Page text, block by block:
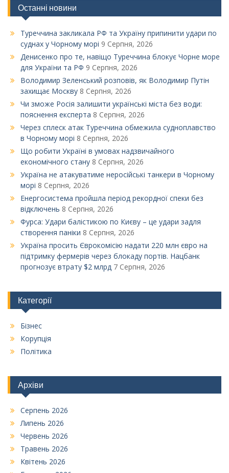
Останні новини
Туреччина закликала РФ та Україну припинити удари по
суднах у Чорному морі 9 Серпня, 2026
Денисенко про те, навіщо Туреччина блокує Чорне море
для України та РФ 9 Серпня, 2026
Володимир Зеленський розповів, як Володимир Путін
захищає Москву 8 Серпня, 2026
Чи зможе Росія залишити українські міста без води:
пояснення експерта 8 Серпня, 2026
Через сплеск атак Туреччина обмежила судноплавство
в Чорному морі 8 Серпня, 2026
Що робити Україні в умовах надзвичайного
економічного стану 8 Серпня, 2026
Україна не атакуватиме неросійські танкери в Чорному
морі 8 Серпня, 2026
Енергосистема пройшла період рекордної спеки без
відключень 8 Серпня, 2026
Фурса: Удари балістикою по Києву – це удари задля
створення паніки 8 Серпня, 2026
Україна просить Єврокомісію надати 220 млн євро на
підтримку фермерів через блокаду портів. Нацбанк
прогнозує втрату $2 млрд 7 Серпня, 2026
Категорії
Бізнес
Корупція
Політика
Архіви
Серпень 2026
Липень 2026
Червень 2026
Травень 2026
Квітень 2026